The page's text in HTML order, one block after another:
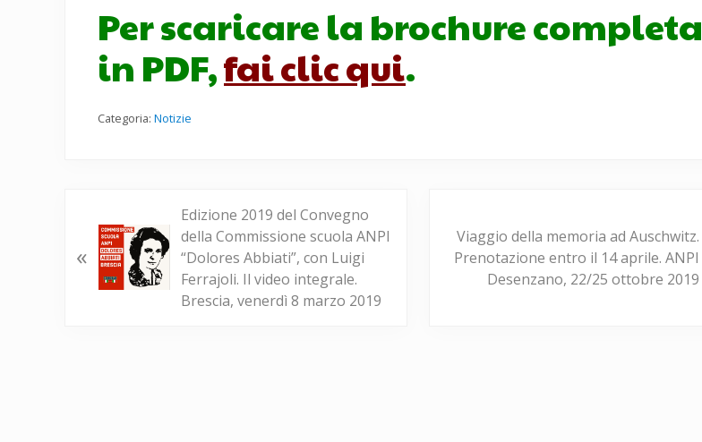
Per scaricare la brochure completa
in PDF,fai clic qui.
Categoria: Notizie
s
«
Edizione 2019 del Convegno
della Commissione scuola ANPI
“Dolores Abbiati”, con Luigi
Ferrajoli. Il video integrale.
Brescia, venerdì 8 marzo 2019
Viaggio della memoria ad Auschwitz.
Prenotazione entro il 14 aprile. ANPI
Desenzano, 22/25 ottobre 2019